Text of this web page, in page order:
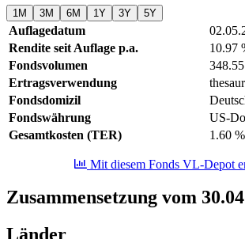
1M 3M 6M 1Y 3Y 5Y
Auflagedatum
Rendite seit Auflage p.a.
10.97
Fondsvolumen
Ertragsverwendung
Fondsdomizil
Fondswährung
US-
Gesamtkosten (TER)
1.60 %
Mit diesem Fonds VL-Depot
Zusammensetzung vom
Länder